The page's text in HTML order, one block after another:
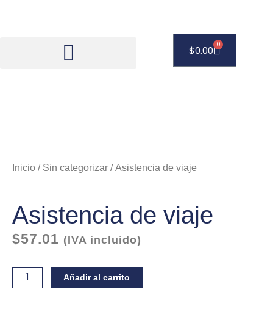
$0.00 0
Carrito
Inicio / Sin categorizar / Asistencia de viaje
Asistencia de viaje
$57.01 (IVA incluido)
Asistencia
de
Añadir al carrito